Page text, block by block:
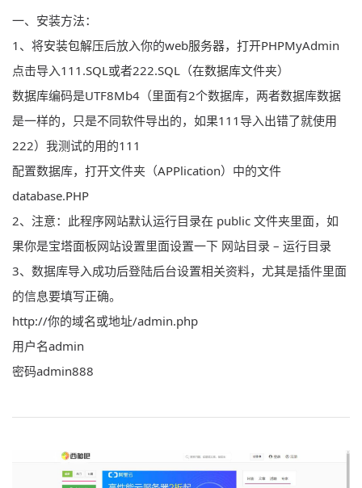
一、安装方法：
1、将安装包解压后放入你的web服务器， 打开PHPMyAdmin
点击导入111.SQL或者222.SQL （在数据库文件夹）
数据库编码是UTF8Mb4（里面有2个数据库，两者数据库数据
是一样的，只是不同软件导出的，如果111导入出错了就使用
222）我测试的用的111
配置数据库， 打开文件夹（APPlication）中的文件
database.PHP
2、 注意：此程序网站默认运行目录在 public 文件夹里面，如
果你是宝塔面板网站设置里面设置一下 网站目录 – 运行目录
3、数据库导入成功后登陆后台设置相关资料，尤其是插件里面
的信息要填写正确。
http://你的域名或地址/admin.php
用户名admin
密码admin888